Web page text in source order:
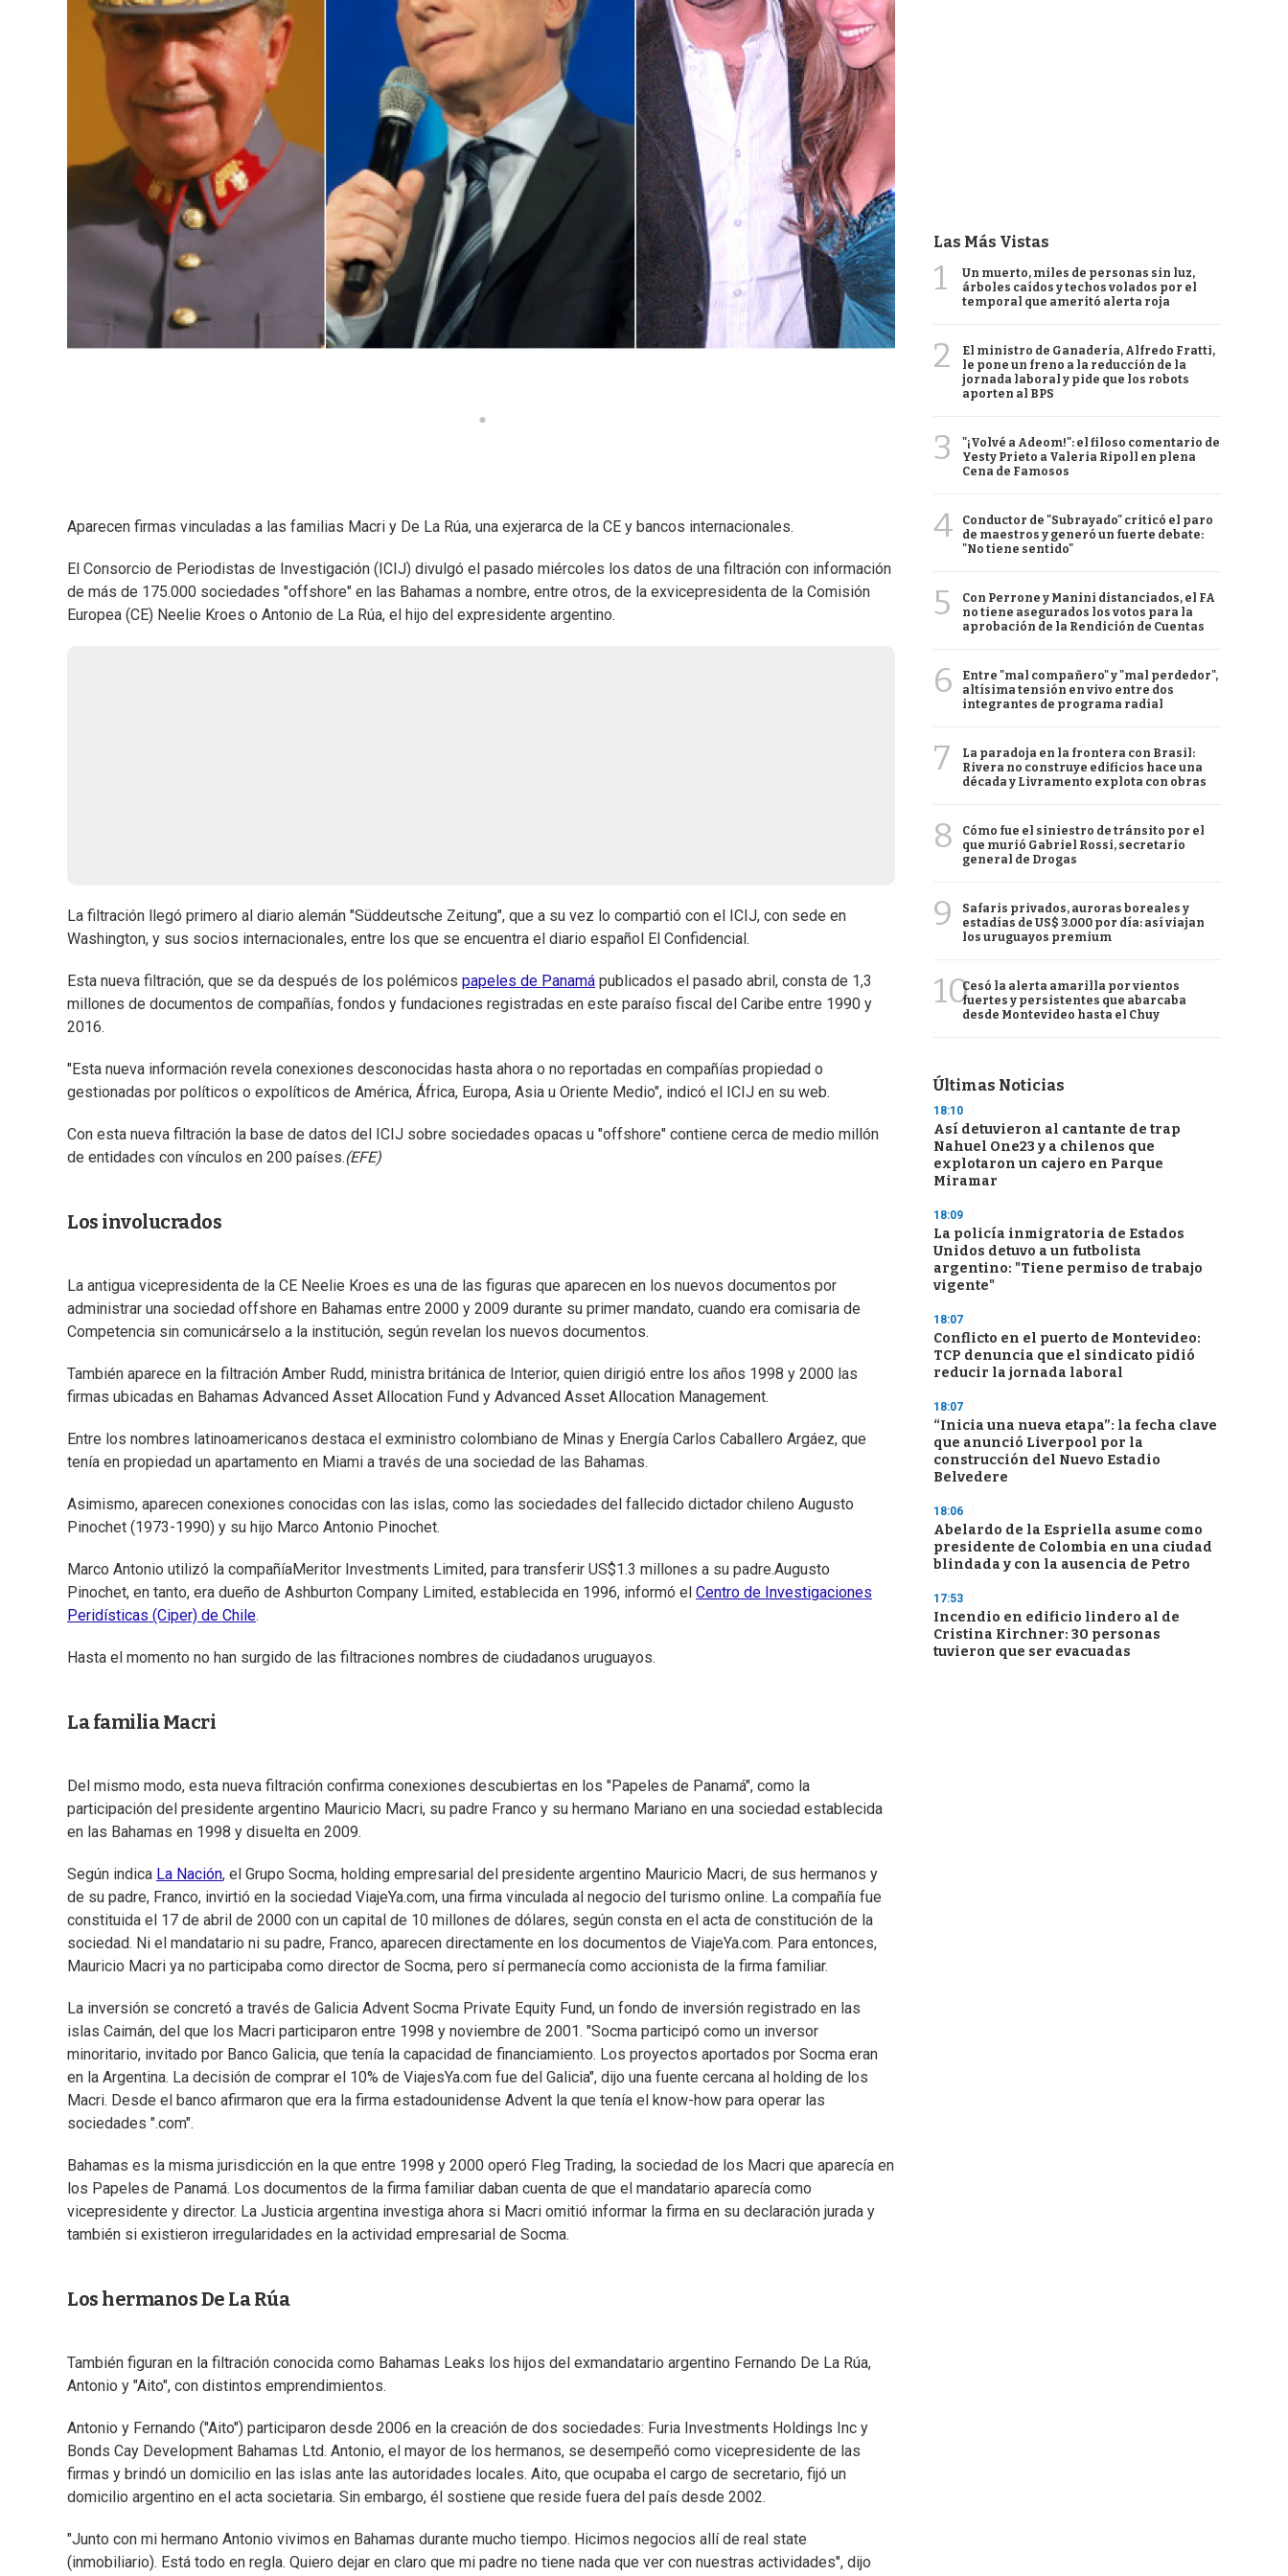
Aparecen firmas vinculadas a las familias Macri y De La Rúa, una exjerarca de la CE y bancos internacionales.
El Consorcio de Periodistas de Investigación (ICIJ) divulgó el pasado miércoles los datos de una filtración con información
de más de 175.000 sociedades "offshore" en las Bahamas a nombre, entre otros, de la exvicepresidenta de la Comisión
Europea (CE) Neelie Kroes o Antonio de La Rúa, el hijo del expresidente argentino.
La filtración llegó primero al diario alemán "Süddeutsche Zeitung", que a su vez lo compartió con el ICIJ, con sede en
Washington, y sus socios internacionales, entre los que se encuentra el diario español El Confidencial.
Esta nueva filtración, que se da después de los polémicos papeles de Panamá publicados el pasado abril, consta de 1,3
millones de documentos de compañías, fondos y fundaciones registradas en este paraíso fiscal del Caribe entre 1990 y
2016.
"Esta nueva información revela conexiones desconocidas hasta ahora o no reportadas en compañías propiedad o
gestionadas por políticos o expolíticos de América, África, Europa, Asia u Oriente Medio", indicó el ICIJ en su web.
Con esta nueva filtración la base de datos del ICIJ sobre sociedades opacas u "offshore" contiene cerca de medio millón
de entidades con vínculos en 200 países.(EFE)
Los involucrados
La antigua vicepresidenta de la CE Neelie Kroes es una de las figuras que aparecen en los nuevos documentos por
administrar una sociedad offshore en Bahamas entre 2000 y 2009 durante su primer mandato, cuando era comisaria de
Competencia sin comunicárselo a la institución, según revelan los nuevos documentos.
También aparece en la filtración Amber Rudd, ministra británica de Interior, quien dirigió entre los años 1998 y 2000 las
firmas ubicadas en Bahamas Advanced Asset Allocation Fund y Advanced Asset Allocation Management.
Entre los nombres latinoamericanos destaca el exministro colombiano de Minas y Energía Carlos Caballero Argáez, que
tenía en propiedad un apartamento en Miami a través de una sociedad de las Bahamas.
Asimismo, aparecen conexiones conocidas con las islas, como las sociedades del fallecido dictador chileno Augusto
Pinochet (1973-1990) y su hijo Marco Antonio Pinochet.
Marco Antonio utilizó la compañíaMeritor Investments Limited, para transferir US$1.3 millones a su padre.Augusto
Pinochet, en tanto, era dueño de Ashburton Company Limited, establecida en 1996, informó el Centro de Investigaciones
Peridísticas (Ciper) de Chile.
Hasta el momento no han surgido de las filtraciones nombres de ciudadanos uruguayos.
La familia Macri
Del mismo modo, esta nueva filtración confirma conexiones descubiertas en los "Papeles de Panamá", como la
participación del presidente argentino Mauricio Macri, su padre Franco y su hermano Mariano en una sociedad establecida
en las Bahamas en 1998 y disuelta en 2009.
Según indica La Nación, el Grupo Socma, holding empresarial del presidente argentino Mauricio Macri, de sus hermanos y
de su padre, Franco, invirtió en la sociedad ViajeYa.com, una firma vinculada al negocio del turismo online. La compañía fue
constituida el 17 de abril de 2000 con un capital de 10 millones de dólares, según consta en el acta de constitución de la
sociedad. Ni el mandatario ni su padre, Franco, aparecen directamente en los documentos de ViajeYa.com. Para entonces,
Mauricio Macri ya no participaba como director de Socma, pero sí permanecía como accionista de la firma familiar.
La inversión se concretó a través de Galicia Advent Socma Private Equity Fund, un fondo de inversión registrado en las
islas Caimán, del que los Macri participaron entre 1998 y noviembre de 2001. "Socma participó como un inversor
minoritario, invitado por Banco Galicia, que tenía la capacidad de financiamiento. Los proyectos aportados por Socma eran
en la Argentina. La decisión de comprar el 10% de ViajesYa.com fue del Galicia", dijo una fuente cercana al holding de los
Macri. Desde el banco afirmaron que era la firma estadounidense Advent la que tenía el know-how para operar las
sociedades ".com".
Bahamas es la misma jurisdicción en la que entre 1998 y 2000 operó Fleg Trading, la sociedad de los Macri que aparecía en
los Papeles de Panamá. Los documentos de la firma familiar daban cuenta de que el mandatario aparecía como
vicepresidente y director. La Justicia argentina investiga ahora si Macri omitió informar la firma en su declaración jurada y
también si existieron irregularidades en la actividad empresarial de Socma.
Los hermanos De La Rúa
También figuran en la filtración conocida como Bahamas Leaks los hijos del exmandatario argentino Fernando De La Rúa,
Antonio y "Aito", con distintos emprendimientos.
Antonio y Fernando ("Aito") participaron desde 2006 en la creación de dos sociedades: Furia Investments Holdings Inc y
Bonds Cay Development Bahamas Ltd. Antonio, el mayor de los hermanos, se desempeñó como vicepresidente de las
firmas y brindó un domicilio en las islas ante las autoridades locales. Aito, que ocupaba el cargo de secretario, fijó un
domicilio argentino en el acta societaria. Sin embargo, él sostiene que reside fuera del país desde 2002.
"Junto con mi hermano Antonio vivimos en Bahamas durante mucho tiempo. Hicimos negocios allí de real state
(inmobiliario). Está todo en regla. Quiero dejar en claro que mi padre no tiene nada que ver con nuestras actividades", dijo
Las Más Vistas
1
Un muerto, miles de personas sin luz,
árboles caídos y techos volados por el
temporal que ameritó alerta roja
2
El ministro de Ganadería, Alfredo Fratti,
le pone un freno a la reducción de la
jornada laboral y pide que los robots
aporten al BPS
3
"¡Volvé a Adeom!": el filoso comentario de
Yesty Prieto a Valeria Ripoll en plena
Cena de Famosos
4
Conductor de "Subrayado" criticó el paro
de maestros y generó un fuerte debate:
"No tiene sentido"
5
Con Perrone y Manini distanciados, el FA
no tiene asegurados los votos para la
aprobación de la Rendición de Cuentas
6
Entre "mal compañero" y "mal perdedor",
altísima tensión en vivo entre dos
integrantes de programa radial
7
La paradoja en la frontera con Brasil:
Rivera no construye edificios hace una
década y Livramento explota con obras
8
Cómo fue el siniestro de tránsito por el
que murió Gabriel Rossi, secretario
general de Drogas
9
Safaris privados, auroras boreales y
estadías de US$ 3.000 por día: así viajan
los uruguayos premium
10Cesó la alerta amarilla por vientos
fuertes y persistentes que abarcaba
desde Montevideo hasta el Chuy
Últimas Noticias
18:10
Así detuvieron al cantante de trap
Nahuel One23 y a chilenos que
explotaron un cajero en Parque
Miramar
18:09
La policía inmigratoria de Estados
Unidos detuvo a un futbolista
argentino: "Tiene permiso de trabajo
vigente"
18:07
Conflicto en el puerto de Montevideo:
TCP denuncia que el sindicato pidió
reducir la jornada laboral
18:07
“Inicia una nueva etapa”: la fecha clave
que anunció Liverpool por la
construcción del Nuevo Estadio
Belvedere
18:06
Abelardo de la Espriella asume como
presidente de Colombia en una ciudad
blindada y con la ausencia de Petro
17:53
Incendio en edificio lindero al de
Cristina Kirchner: 30 personas
tuvieron que ser evacuadas